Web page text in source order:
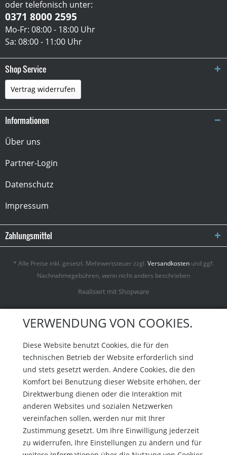
oder telefonisch unter:
0371 8000 2595
Mo-Fr: 08:00 - 18:00 Uhr
Sa: 08:00 - 11:00 Uhr
Shop Service
Vertrag widerrufen
Informationen
Über uns
Partner-Login
Datenschutz
Impressum
Zahlungsmittel
* Alle Preise inkl. gesetzl. Mehrwertsteuer zzgl. Versandkosten und ggf.
Nachnahmegebühren, wenn nicht anders beschrieben
Realisiert mit Shopware
VERWENDUNG VON COOKIES.
Diese Website benutzt Cookies, die für den
technischen Betrieb der Website erforderlich sind
und stets gesetzt werden. Andere Cookies, die den
Komfort bei Benutzung dieser Website erhöhen, der
Direktwerbung dienen oder die Interaktion mit
anderen Websites und sozialen Netzwerken
vereinfachen sollen, werden nur mit Ihrer
Zustimmung gesetzt. Um Ihre Einwilligung jederzeit
zu widerrufen, Ihre Einstellungen zu ändern und für